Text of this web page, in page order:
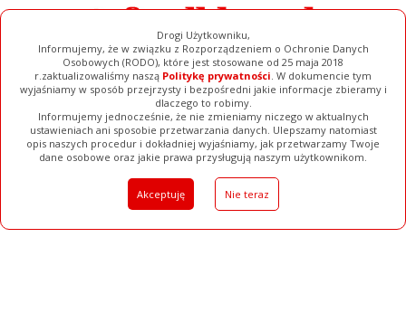
Drogi Użytkowniku,
Informujemy, że w związku z Rozporządzeniem o Ochronie Danych
Osobowych (RODO), które jest stosowane od 25 maja 2018
r.zaktualizowaliśmy naszą Politykę prywatności. W dokumencie tym
wyjaśniamy w sposób przejrzysty i bezpośredni jakie informacje zbieramy i
dlaczego to robimy.
Informujemy jednocześnie, że nie zmieniamy niczego w aktualnych
ustawieniach ani sposobie przetwarzania danych. Ulepszamy natomiast
opis naszych procedur i dokładniej wyjaśniamy, jak przetwarzamy Twoje
dane osobowe oraz jakie prawa przysługują naszym użytkownikom.
Akceptuję Nie teraz
Ogłoszenia Filmy Galerie
Baza Firm
Pełna Wersja